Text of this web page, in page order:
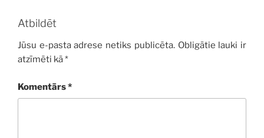
Atbildēt
Jūsu e-pasta adrese netiks publicēta. Obligātie lauki ir
atzīmēti kā*
Komentārs*